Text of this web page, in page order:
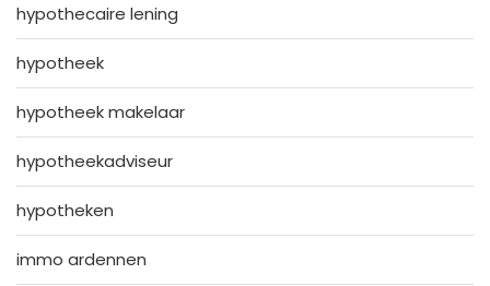
hypothecaire lening
hypotheek
hypotheek makelaar
hypotheekadviseur
hypotheken
immo ardennen